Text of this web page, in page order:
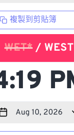
複製到剪貼簿
WET* / WEST